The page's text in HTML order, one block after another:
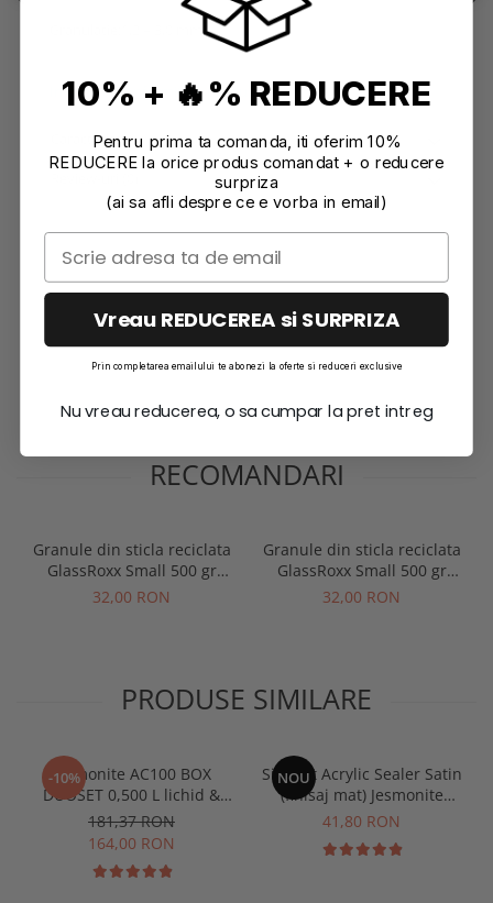
Informatii conformitate produs
Caracteristici
RECOMANDARI
Granule din sticla reciclata
GlassRoxx Small 500 gr
Whale blue
32,00 RON
Granule din sticla reciclata
GlassRoxx Small 500 gr
Pitch black
32,00 RON
PRODUSE SIMILARE
-10%
Jesmonite AC100 BOX
DUOSET 0,500 L lichid &
1250 Kg Baza
181,37 RON
164,00 RON
NOU
Sigilant Acrylic Sealer Satin
(finisaj mat) Jesmonite
pentru AC100 50 gr
41,80 RON
10% + 🔥% REDUCERE
Pentru prima ta comanda, iti oferim 10%
REDUCERE la orice produs comandat + o reducere
surpriza
(ai sa afli despre ce e vorba in email)
Vreau REDUCEREA si SURPRIZA
Prin completarea emailului te abonezi la oferte si reduceri exclusive
Nu vreau reducerea, o sa cumpar la pret intreg